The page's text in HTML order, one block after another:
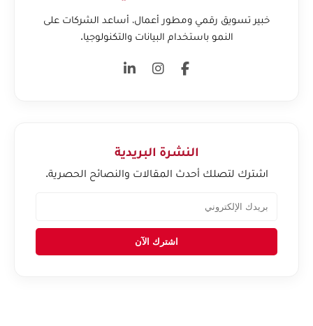
خبير تسويق رقمي ومطور أعمال، أساعد الشركات على
النمو باستخدام البيانات والتكنولوجيا.
النشرة البريدية
اشترك لتصلك أحدث المقالات والنصائح الحصرية.
اشترك الآن